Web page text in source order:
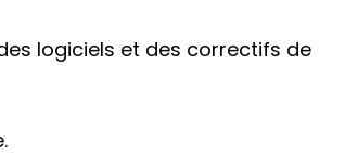
logiciels et des correctifs de